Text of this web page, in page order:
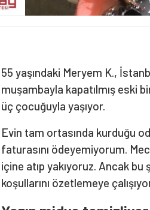
55 yaşındaki Meryem K.,
muşambayla kapatılmış eski
üç çocuğuyla yaşıyor.
Evin tam ortasında kurduğu
faturasını ödeyemiyorum.
içine atıp yakıyoruz. Ancak bu
koşullarını özetlemeye